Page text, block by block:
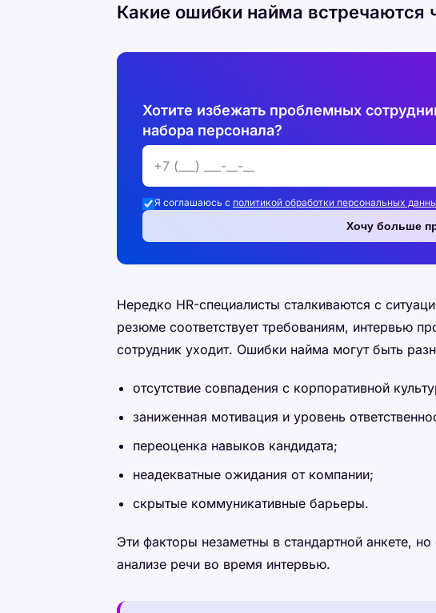
Какие ошибки найма встречаются
Хотите избежать проблемных
набора персонала?
Я соглашаюсь с политикой обработки персональных
Хочу больше
Нередко HR-специалисты сталкиваются с
резюме соответствует требованиям, интервью
сотрудник уходит. Ошибки найма могут быть
отсутствие совпадения с корпоративной
заниженная мотивация и уровень
переоценка навыков кандидата;
неадекватные ожидания от компании;
скрытые коммуникативные барьеры.
Эти факторы незаметны в стандартной анкете,
анализе речи во время интервью.